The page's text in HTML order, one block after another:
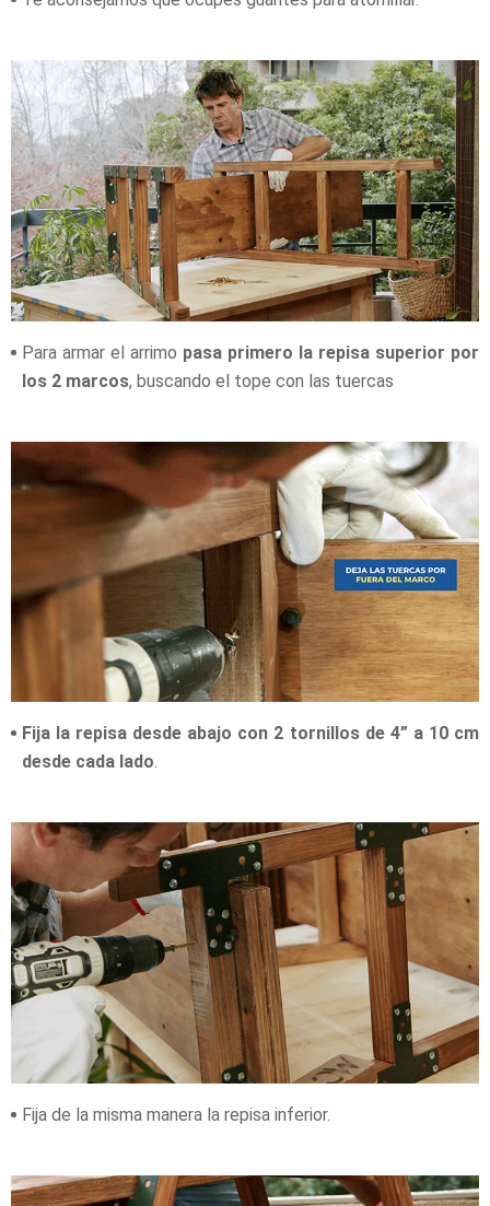
Para armar el arrimo pasa primero la repisa superior por
los 2 marcos, buscando el tope con las tuercas
Fija la repisa desde abajo con 2 tornillos de 4” a 10 cm
desde cada lado.
Fija de la misma manera la repisa inferior.